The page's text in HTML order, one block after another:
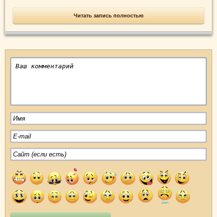
Читать запись полностью